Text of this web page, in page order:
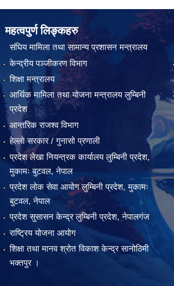
महत्वपुर्ण लिङ्कहरु
संघिय मामिला तथा सामान्य प्रशासन मन्त्रालय
केन्द्रीय पञ्जीकरण विभाग
शिक्षा मन्त्रालय
आर्थिक मामिला तथा योजना मन्त्रालय लुम्बिनी
प्रदेश
आन्तरिक राजश्व विभाग
हेल्लो सरकार / गुनासो प्रणाली
प्रदेश लेखा नियन्त्रक कार्यालय लुम्बिनी प्रदेश,
मुकामः बुटवल, नेपाल
प्रदेश लोक सेवा आयोग लुम्बिनी प्रदेश, मुकामः
बुटवल, नेपाल
प्रदेश सुसासन केन्द्र लुम्बिनी प्रदेश, नेपालगंज
राष्ट्रिय योजना आयोग
शिक्षा तथा मानव श्रोत विकाश केन्द्र सानोठिमी
भक्तपुर ।